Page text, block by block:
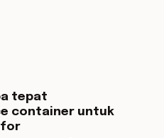
tepat
container untuk